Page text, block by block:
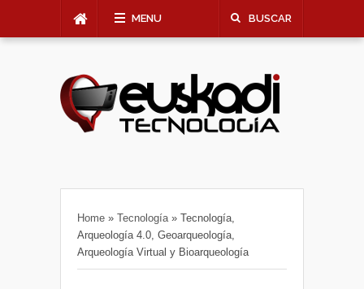
MENU BUSCAR
Home » Tecnología » Tecnología,
Arqueología 4.0, Geoarqueología,
Arqueología Virtual y Bioarqueología